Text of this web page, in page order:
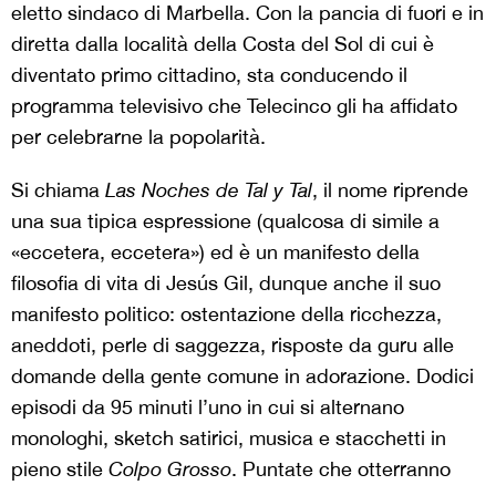
eletto sindaco di Marbella. Con la pancia di fuori e in
diretta dalla località della Costa del Sol di cui è
diventato primo cittadino, sta conducendo il
programma televisivo che Telecinco gli ha affidato
per celebrarne la popolarità.
Si chiama Las Noches de Tal y Tal, il nome riprende
una sua tipica espressione (qualcosa di simile a
«eccetera, eccetera») ed è un manifesto della
filosofia di vita di Jesús Gil, dunque anche il suo
manifesto politico: ostentazione della ricchezza,
aneddoti, perle di saggezza, risposte da guru alle
domande della gente comune in adorazione. Dodici
episodi da 95 minuti l’uno in cui si alternano
monologhi, sketch satirici, musica e stacchetti in
pieno stile Colpo Grosso. Puntate che otterranno